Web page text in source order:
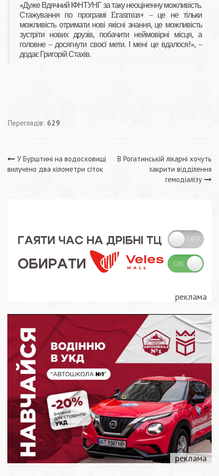
«Дуже Вдячний ІФНТУНГ за таку неоціненну можливість.
Стажування по програмі Erasmus+ – це не тільки
можливість отримати нові якісні знання, це можливість
зустріти нових друзів, побачити неймовірні місця, а
головне – досягнути своєї мети. І мені це вдалося!», –
додає Григорій Стахів.
Переглядів: 629
Навігація
У Бурштині на водосховищі
вилучено два кілометри сіток
В Рогатинській лікарні хочуть
закрити відділення
гемодіалізу